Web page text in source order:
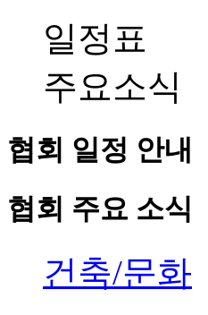
일정표
주요소식
협회 일정 안내
협회 주요 소식
건축/문화